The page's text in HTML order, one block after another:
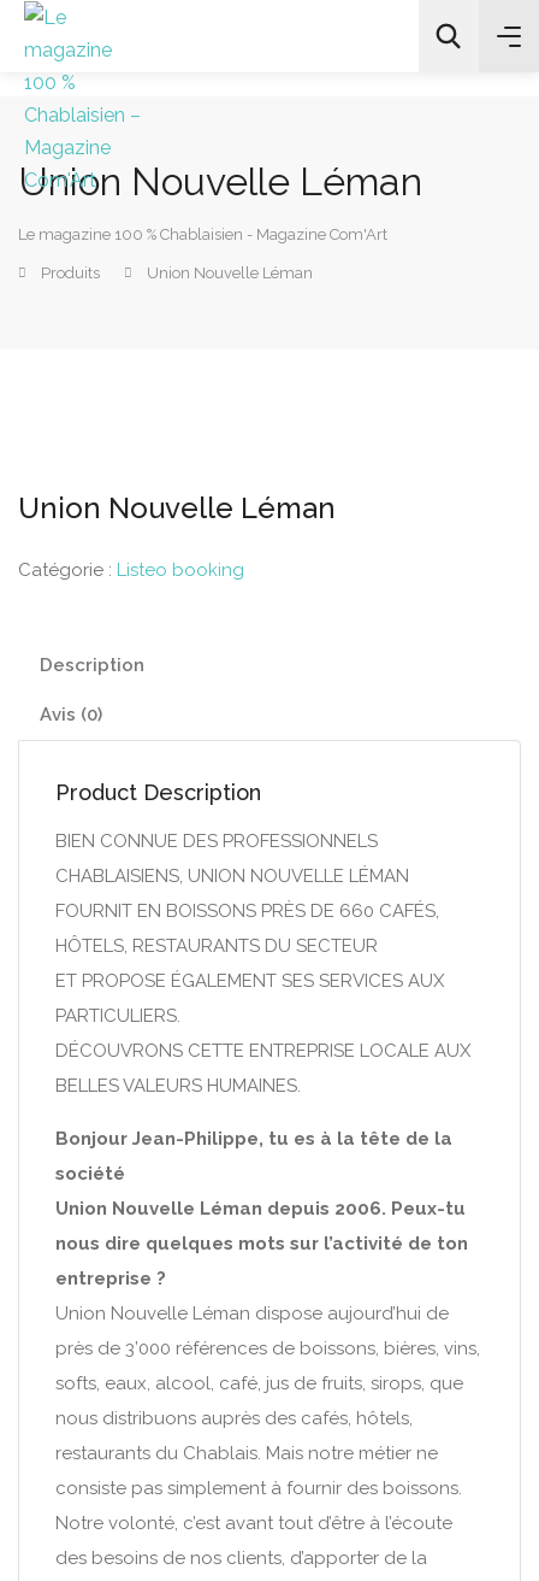
All Categories
Union Nouvelle Léman
Le magazine 100 % Chablaisien - Magazine Com'Art
Produits Union Nouvelle Léman
Union Nouvelle Léman
Catégorie : Listeo booking
Description
Avis (0)
Product Description
BIEN CONNUE DES PROFESSIONNELS
CHABLAISIENS, UNION NOUVELLE LÉMAN
FOURNIT EN BOISSONS PRÈS DE 660 CAFÉS,
HÔTELS, RESTAURANTS DU SECTEUR
ET PROPOSE ÉGALEMENT SES SERVICES AUX
PARTICULIERS.
DÉCOUVRONS CETTE ENTREPRISE LOCALE AUX
BELLES VALEURS HUMAINES.
Bonjour Jean-Philippe, tu es à la tête de la
société
Union Nouvelle Léman depuis 2006. Peux-tu
nous dire quelques mots sur l’activité de ton
entreprise ?
Union Nouvelle Léman dispose aujourd’hui de
près de 3’000 références de boissons, bières, vins,
softs, eaux, alcool, café, jus de fruits, sirops, que
nous distribuons auprès des cafés, hôtels,
restaurants du Chablais. Mais notre métier ne
consiste pas simplement à fournir des boissons.
Notre volonté, c’est avant tout d’être à l’écoute
des besoins de nos clients, d’apporter de la